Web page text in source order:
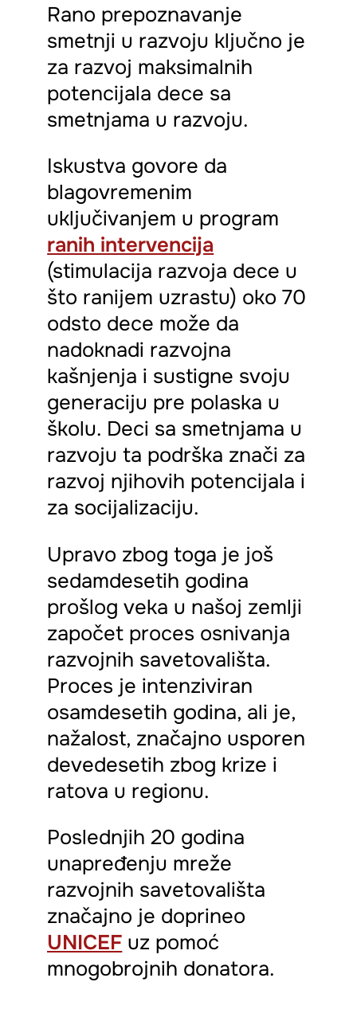
Rano prepoznavanje
smetnji u razvoju ključno je
za razvoj maksimalnih
potencijala dece sa
smetnjama u razvoju.
Iskustva govore da
blagovremenim
uključivanjem u program
ranih intervencija
(stimulacija razvoja dece u
što ranijem uzrastu) oko 70
odsto dece može da
nadoknadi razvojna
kašnjenja i sustigne svoju
generaciju pre polaska u
školu. Deci sa smetnjama u
razvoju ta podrška znači za
razvoj njihovih potencijala i
za socijalizaciju.
Upravo zbog toga je još
sedamdesetih godina
prošlog veka u našoj zemlji
započet proces osnivanja
razvojnih savetovališta.
Proces je intenziviran
osamdesetih godina, ali je,
nažalost, značajno usporen
devedesetih zbog krize i
ratova u regionu.
Poslednjih 20 godina
unapređenju mreže
razvojnih savetovališta
značajno je doprineo
UNICEF uz pomoć
mnogobrojnih donatora.